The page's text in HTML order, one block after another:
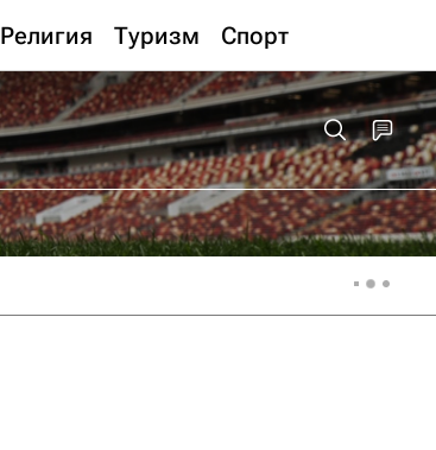
Религия Туризм Спорт